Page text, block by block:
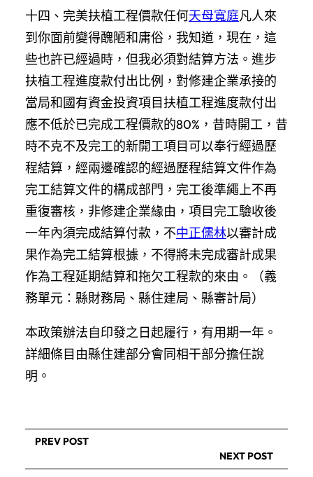
十四、完美扶植工程價款任何天母寬庭凡人來
到你面前變得醜陋和庸俗，我知道，現在，這
些也許已經過時，但我必須對結算方法。進步
扶植工程進度款付出比例，對修建企業承接的
當局和國有資金投資項目扶植工程進度款付出
應不低於已完成工程價款的80%，昔時開工，昔
時不克不及完工的新開工項目可以奉行經過歷
程結算，經兩邊確認的經過歷程結算文件作為
完工結算文件的構成部門，完工後準繩上不再
重復審核，非修建企業緣由，項目完工驗收後
一年內須完成結算付款，不中正儒林以審計成
果作為完工結算根據，不得將未完成審計成果
作為工程延期結算和拖欠工程款的來由。（義
務單元：縣財務局、縣住建局、縣審計局）
本政策辦法自印發之日起履行，有用期一年。
詳細條目由縣住建部分會同相干部分擔任說
明。
PREV POST
NEXT POST